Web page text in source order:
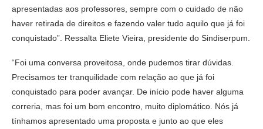
apresentadas aos professores, sempre com o cuidado de não
haver retirada de direitos e fazendo valer tudo aquilo que já foi
conquistado”. Ressalta Eliete Vieira, presidente do Sindiserpum.
“Foi uma conversa proveitosa, onde pudemos tirar dúvidas.
Precisamos ter tranquilidade com relação ao que já foi
conquistado para poder avançar. De início pode haver alguma
correria, mas foi um bom encontro, muito diplomático. Nós já
tínhamos apresentado uma proposta e junto ao que eles